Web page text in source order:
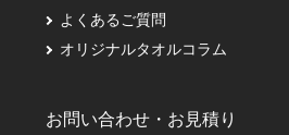
よくあるご質問
オリジナルタオルコラム
お問い合わせ・お見積り